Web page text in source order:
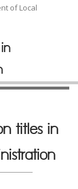
of Local
titles in